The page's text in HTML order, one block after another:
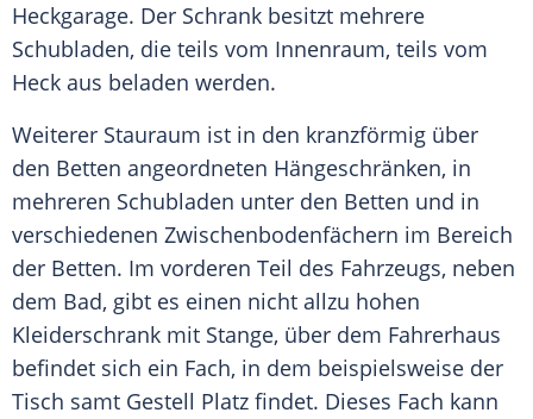
Heckgarage. Der Schrank besitzt mehrere
Schubladen, die teils vom Innenraum, teils vom
Heck aus beladen werden.
Weiterer Stauraum ist in den kranzförmig über
den Betten angeordneten Hängeschränken, in
mehreren Schubladen unter den Betten und in
verschiedenen Zwischenbodenfächern im Bereich
der Betten. Im vorderen Teil des Fahrzeugs, neben
dem Bad, gibt es einen nicht allzu hohen
Kleiderschrank mit Stange, über dem Fahrerhaus
befindet sich ein Fach, in dem beispielsweise der
Tisch samt Gestell Platz findet. Dieses Fach kann